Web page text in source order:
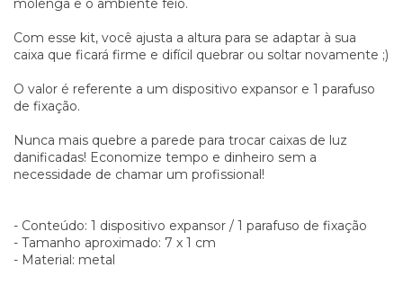
Com esse kit, você ajusta a altura para se adaptar à sua
caixa que ficará firme e difícil quebrar ou soltar novamente ;)
O valor é referente a um dispositivo expansor e 1 parafuso
de fixação.
Nunca mais quebre a parede para trocar caixas de luz
danificadas! Economize tempo e dinheiro sem a
necessidade de chamar um profissional!
- Conteúdo: 1 dispositivo expansor / 1 parafuso de fixação
- Tamanho aproximado: 7 x 1 cm
- Material: metal